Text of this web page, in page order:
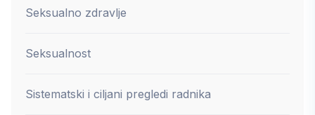
Seksualno zdravlje
Seksualnost
Sistematski i ciljani pregledi radnika